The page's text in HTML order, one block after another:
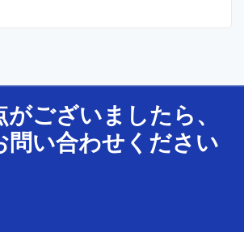
がございましたら、
問い合わせ ください